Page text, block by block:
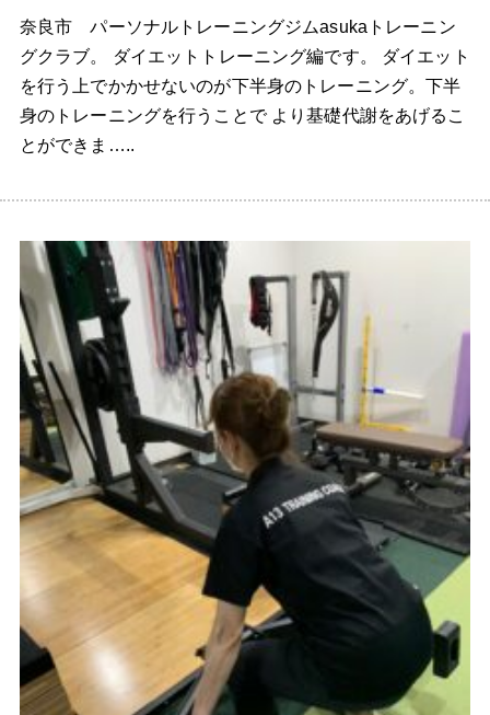
奈良市 パーソナルトレーニングジムasukaトレーニン
グクラブ。 ダイエットトレーニング編です。 ダイエット
を行う上でかかせないのが下半身のトレーニング。下半
身のトレーニングを行うことで より基礎代謝をあげるこ
とができま…..